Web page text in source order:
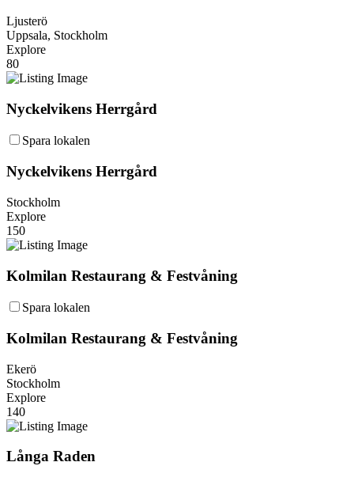
Ljusterö
Uppsala, Stockholm
Explore
80
Nyckelvikens Herrgård
Spara lokalen
Nyckelvikens Herrgård
Stockholm
Explore
150
Kolmilan Restaurang & Festvåning
Spara lokalen
Kolmilan Restaurang & Festvåning
Ekerö
Stockholm
Explore
140
Långa Raden